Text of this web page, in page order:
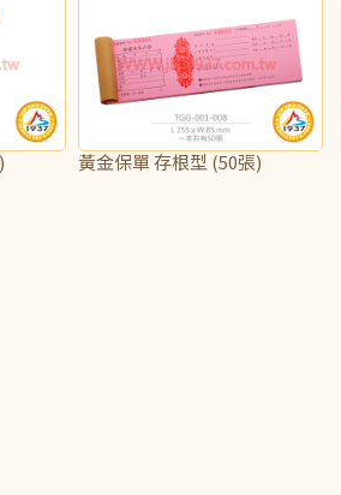
黃金保單 存根型 (50張)